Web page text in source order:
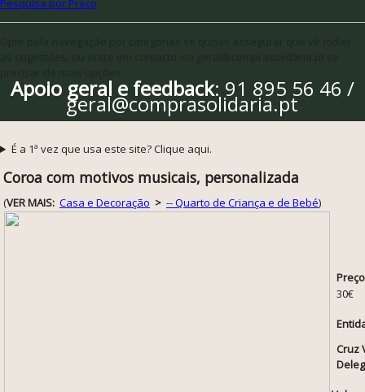
Pesquisa por Preço
Apoio geral e feedback: 91 895 56 46 /
geral@comprasolidaria.pt
É a 1ª vez que usa este site? Clique aqui.
Coroa com motivos musicais, personalizada
(VER MAIS: Casa e Decoração > -- Quarto de Criança e de Bebé)
30€
Cruz